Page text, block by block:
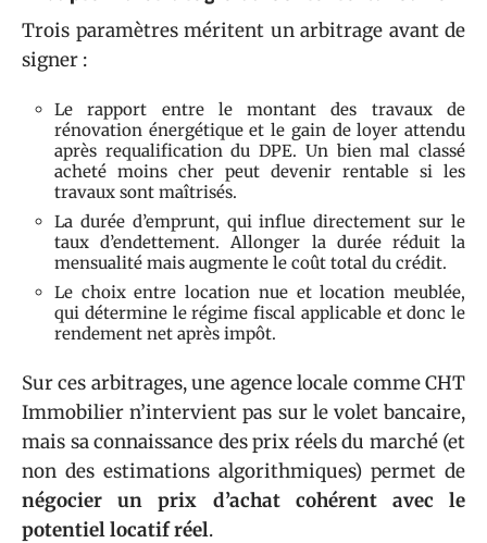
Trois paramètres méritent un arbitrage avant de
signer :
Le rapport entre le montant des travaux de
rénovation énergétique et le gain de loyer attendu
après requalification du DPE. Un bien mal classé
acheté moins cher peut devenir rentable si les
travaux sont maîtrisés.
La durée d’emprunt, qui influe directement sur le
taux d’endettement. Allonger la durée réduit la
mensualité mais augmente le coût total du crédit.
Le choix entre location nue et location meublée,
qui détermine le régime fiscal applicable et donc le
rendement net après impôt.
Sur ces arbitrages, une agence locale comme CHT
Immobilier n’intervient pas sur le volet bancaire,
mais sa connaissance des prix réels du marché (et
non des estimations algorithmiques) permet de
négocier un prix d’achat cohérent avec le
potentiel locatif réel.